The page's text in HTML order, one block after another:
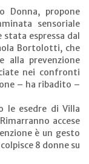
Donna, propone
sensoriale
espressa dal
Bortolotti, che
alla prevenzione
nei confronti
– ha ribadito –
le esedre di Villa
accese
è un gesto
8 donne su